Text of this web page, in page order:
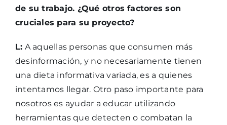
de su trabajo. ¿Qué otros factores son
cruciales para su proyecto?
L: A aquellas personas que consumen más
desinformación, y no necesariamente tienen
una dieta informativa variada, es a quienes
intentamos llegar. Otro paso importante para
nosotros es ayudar a educar utilizando
herramientas que detecten o combatan la